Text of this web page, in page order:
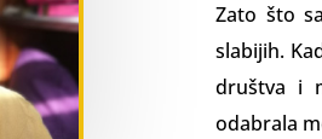
Zato što
slabijih.
društva i
odabrala